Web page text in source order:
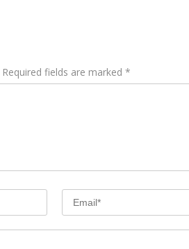
Required fields are marked *